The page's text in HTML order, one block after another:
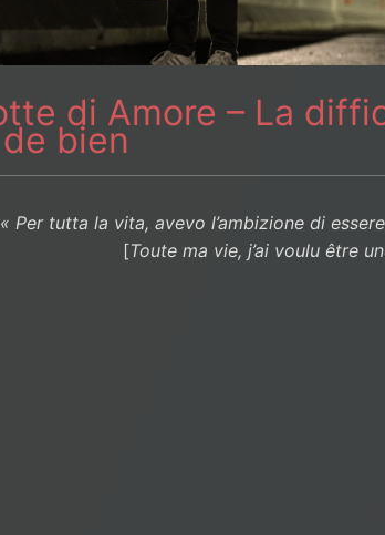
di Amore – La
bien
« Per tutta la vita, avevo l’ambizione di
[Toute ma vie, j’ai voulu être